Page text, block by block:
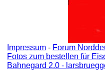
Impressum - Forum
Fotos zum bestellen für
Bahnegard 2.0 -